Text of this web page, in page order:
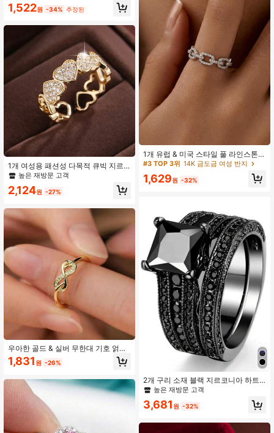
4.92 3.3K 팔로워
4.92 3.3K 팔로워
1,522원 -34% 추정된
1개 여성용 패션성 다목적 큐빅 지르
코니아 하트 반지, 일상 착용에 적합한
어머니, 어버이날 선물
높은 재방문 고객
2,124원 -27%
우아한 골드 & 실버 무한대 기호 얽힌
반지, 미니멀리스트 패셔너블 큐빅 지
르코니아 반지, 여성용 정교한 세련된
1,831 원 -26%
1개 유럽 & 미국 스타일 풀 라인스톤
스퀘어 체인 실버 반지, 미니멀리스트
이어링 다용도 지르코니아 핸드 주얼
#3 TOP 3위 14K 금도금 여성 반지
1,629원 -32%
2개 구리 소재 블랙 지르코니아 하트
모양 반지 세트
높은 재방문 고객
3,681 원 -32%